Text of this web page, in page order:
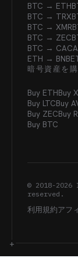
BTC → ETH
BTC → TRX
BTC → XMR
BTC → ZEC
BTC →
ETH → BNB
暗号資産を購
Buy ETHBuy
Buy LTCBuy
Buy ZECBuy
Buy BTC
© 2018-2026
reserved.
利用規約アフ